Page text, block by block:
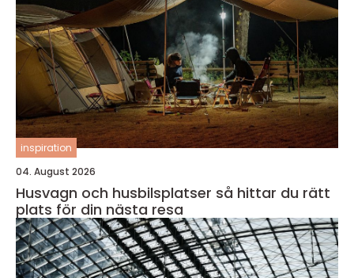
inspiration
04. August 2026
Husvagn och husbilsplatser så hittar du rätt
plats för din nästa resa